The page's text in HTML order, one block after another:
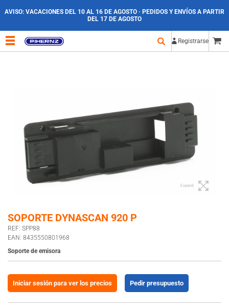
AVISO: VACACIONES DEL 10 AL 16 DE AGOSTO · PEDIDOS Y ENVÍOS A PARTIR
DEL 17 DE AGOSTO
Registrarse
Expand
SOPORTE DYNASCAN 920 P
REF: SPP88
EAN: 8435550801968
Soporte de emisora
Iniciar sesión para ver los precios Pedir presupuesto